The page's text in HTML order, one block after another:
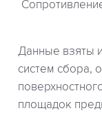
Данные взяты
систем сбора,
площадок